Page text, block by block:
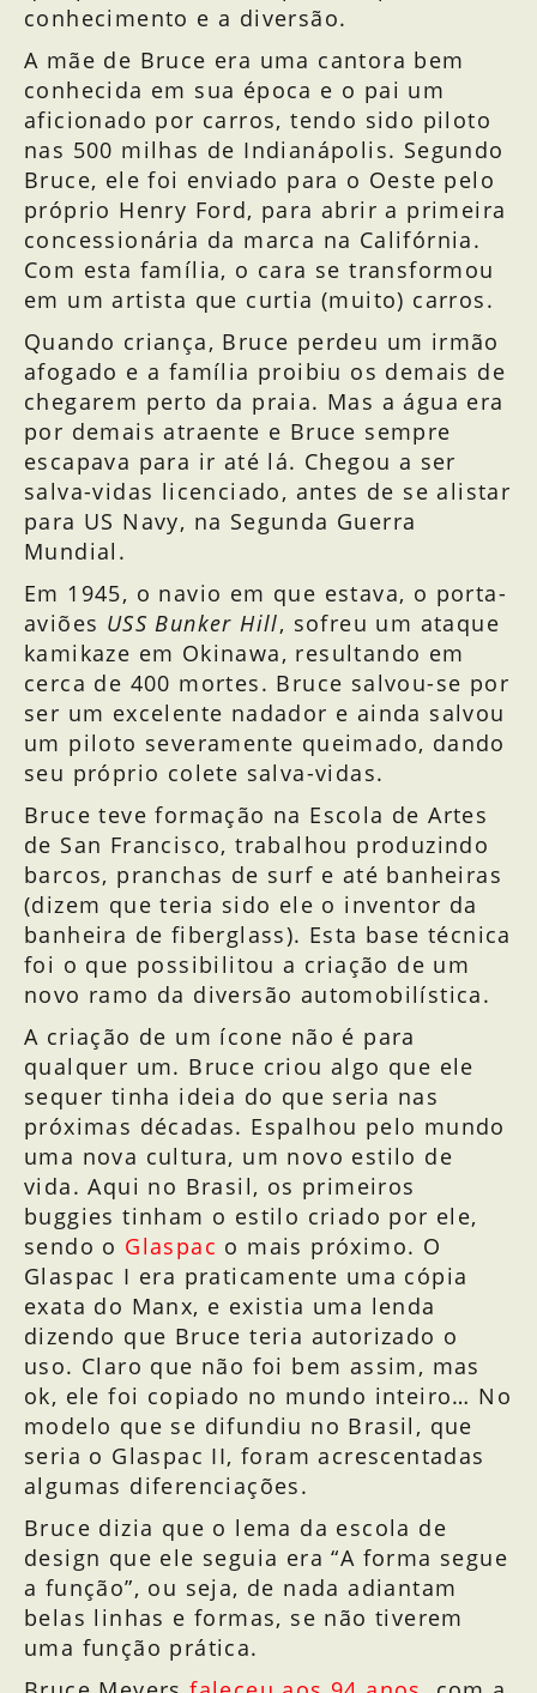
conhecimento e a diversão.
A mãe de Bruce era uma cantora bem
conhecida em sua época e o pai um
aficionado por carros, tendo sido piloto
nas 500 milhas de Indianápolis. Segundo
Bruce, ele foi enviado para o Oeste pelo
próprio Henry Ford, para abrir a primeira
concessionária da marca na Califórnia.
Com esta família, o cara se transformou
em um artista que curtia (muito) carros.
Quando criança, Bruce perdeu um irmão
afogado e a família proibiu os demais de
chegarem perto da praia. Mas a água era
por demais atraente e Bruce sempre
escapava para ir até lá. Chegou a ser
salva-vidas licenciado, antes de se alistar
para US Navy, na Segunda Guerra
Mundial.
Em 1945, o navio em que estava, o porta-
aviões USS Bunker Hill, sofreu um ataque
kamikaze em Okinawa, resultando em
cerca de 400 mortes. Bruce salvou-se por
ser um excelente nadador e ainda salvou
um piloto severamente queimado, dando
seu próprio colete salva-vidas.
Bruce teve formação na Escola de Artes
de San Francisco, trabalhou produzindo
barcos, pranchas de surf e até banheiras
(dizem que teria sido ele o inventor da
banheira de fiberglass). Esta base técnica
foi o que possibilitou a criação de um
novo ramo da diversão automobilística.
A criação de um ícone não é para
qualquer um. Bruce criou algo que ele
sequer tinha ideia do que seria nas
próximas décadas. Espalhou pelo mundo
uma nova cultura, um novo estilo de
vida. Aqui no Brasil, os primeiros
buggies tinham o estilo criado por ele,
sendo o Glaspac o mais próximo. O
Glaspac I era praticamente uma cópia
exata do Manx, e existia uma lenda
dizendo que Bruce teria autorizado o
uso. Claro que não foi bem assim, mas
ok, ele foi copiado no mundo inteiro… No
modelo que se difundiu no Brasil, que
seria o Glaspac II, foram acrescentadas
algumas diferenciações.
Bruce dizia que o lema da escola de
design que ele seguia era “A forma segue
a função”, ou seja, de nada adiantam
belas linhas e formas, se não tiverem
uma função prática.